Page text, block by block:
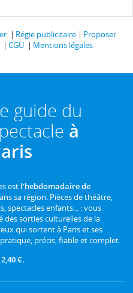
Régie publicitaire
Proposer
CGU
Mentions légales
guide du
à
est l'hebdomadaire de
sa région. Pièces de théâtre,
spectacles enfants... : vous
sorties culturelles de la
qui sortent à Paris et ses
précis, fiable et complet.
€.